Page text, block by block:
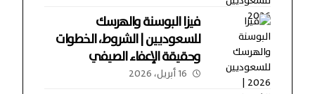
فيزا البوسنة والهرسك
للسعوديين | الشروط، الخطوات
وحقيقة الإعفاء الصيفي
16 أبريل، 2026